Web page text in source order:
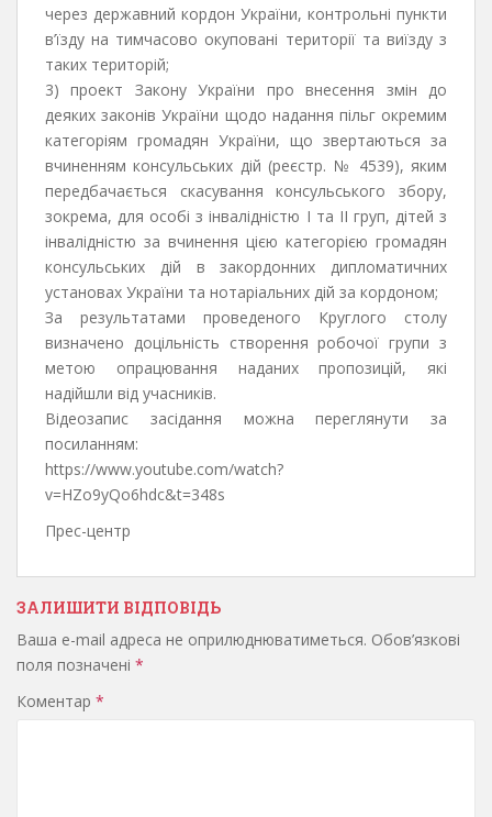
через державний кордон України, контрольні пункти
в’їзду на тимчасово окуповані території та виїзду з
таких територій;
3) проект Закону України про внесення змін до
деяких законів України щодо надання пільг окремим
категоріям громадян України, що звертаються за
вчиненням консульських дій (реєстр. № 4539), яким
передбачається скасування консульського збору,
зокрема, для особі з інвалідністю І та ІІ груп, дітей з
інвалідністю за вчинення цією категорією громадян
консульських дій в закордонних дипломатичних
установах України та нотаріальних дій за кордоном;
За результатами проведеного Круглого столу
визначено доцільність створення робочої групи з
метою опрацювання наданих пропозицій, які
надійшли від учасників.
Відеозапис засідання можна переглянути за
посиланням:
https://www.youtube.com/watch?
v=HZo9yQo6hdc&t=348s
Прес-центр
ЗАЛИШИТИ ВІДПОВІДЬ
Ваша e-mail адреса не оприлюднюватиметься. Обов’язкові
поля позначені *
Коментар *